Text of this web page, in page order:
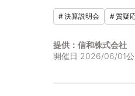
#決算説明会 #質疑
提供：信和株式会社
開催日 2026/06/01